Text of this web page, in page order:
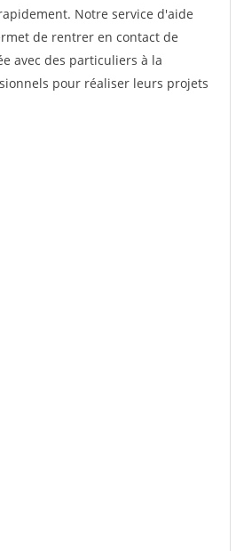
Notre service d'aide
de rentrer en contact de
avec des particuliers à la
pour réaliser leurs projets